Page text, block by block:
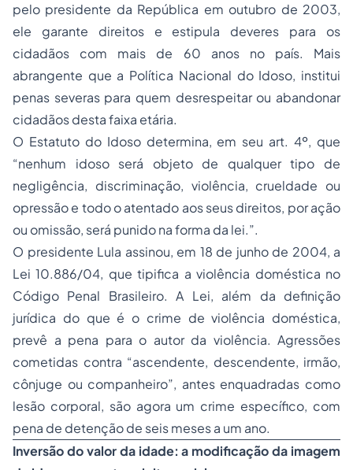
pelo presidente da República em outubro de 2003,
ele garante direitos e estipula deveres para os
cidadãos com mais de 60 anos no país. Mais
abrangente que a Política Nacional do Idoso, institui
penas severas para quem desrespeitar ou abandonar
cidadãos desta faixa etária.
O Estatuto do Idoso determina, em seu art. 4º, que
“nenhum idoso será objeto de qualquer tipo de
negligência, discriminação, violência, crueldade ou
opressão e todo o atentado aos seus direitos, por ação
ou omissão, será punido na forma da lei.”.
O presidente Lula assinou, em 18 de junho de 2004, a
Lei 10.886/04, que tipifica a violência doméstica no
Código Penal Brasileiro. A Lei, além da definição
jurídica do que é o crime de violência doméstica,
prevê a pena para o autor da violência. Agressões
cometidas contra “ascendente, descendente, irmão,
cônjuge ou companheiro”, antes enquadradas como
lesão corporal, são agora um crime específico, com
pena de detenção de seis meses a um ano.
Inversão do valor da idade: a modificação da imagem